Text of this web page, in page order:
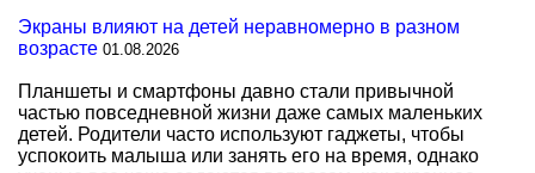
Экраны влияют на детей неравномерно в разном
возрасте 01.08.2026
Планшеты и смартфоны давно стали привычной
частью повседневной жизни даже самых маленьких
детей. Родители часто используют гаджеты, чтобы
успокоить малыша или занять его на время, однако